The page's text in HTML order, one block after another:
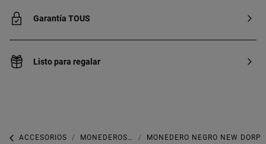
Garantía TOUS
Listo para regalar
ACCESORIOS MONEDEROS, BILLETERAS, CARTERAS Y TARJETEROS MONEDERO NEGRO NEW DORP